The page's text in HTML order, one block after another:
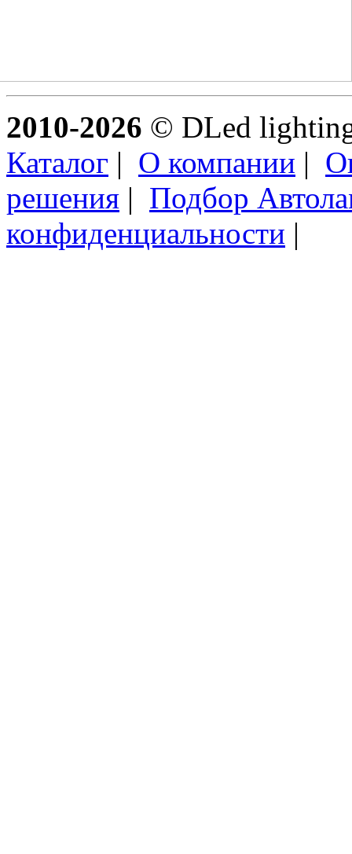
2010-2026 © DLed
Каталог | О компании |
решения | Подбор
конфиденциальности |